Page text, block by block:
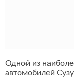
Одной из
автомобилей